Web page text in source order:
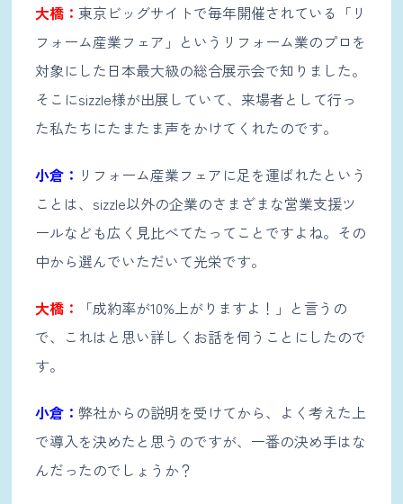
大橋： 東京ビッグサイトで毎年開催されている「リ
フォーム産業フェア」というリフォーム業のプロを
対象にした日本最大級の総合展示会で知りました。
そこにsizzle様が出展していて、来場者として行っ
た私たちにたまたま声をかけてくれたのです。
小倉： リフォーム産業フェアに足を運ばれたという
ことは、sizzle以外の企業のさまざまな営業支援ツ
ールなども広く見比べてたってことですよね。その
中から選んでいただいて光栄です。
大橋：
「成約率が10%上がりますよ！」と言うの
で、これはと思い詳しくお話を伺うことにしたので
す。
小倉： 弊社からの説明を受けてから、よく考えた上
で導入を決めたと思うのですが、一番の決め手はな
んだったのでしょうか？